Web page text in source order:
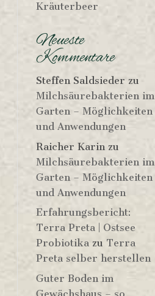
Kräuterbeer
Neueste
Kommentare
Steffen Saldsieder zu
Milchsäurebakterien im
Garten – Möglichkeiten
und Anwendungen
Raicher Karin zu
Milchsäurebakterien im
Garten – Möglichkeiten
und Anwendungen
Erfahrungsbericht:
Terra Preta | Ostsee
Probiotikazu Terra
Preta selber herstellen
Guter Boden im
Gewächshaus – so